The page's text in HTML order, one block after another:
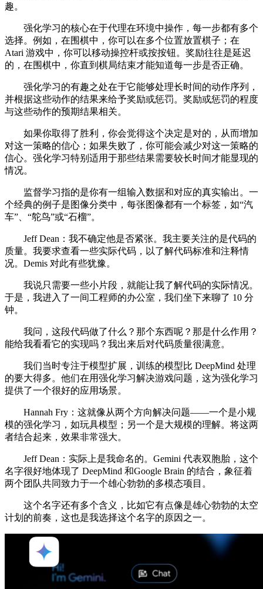
趣。
强化学习的核心在于代理在环境中操作，每一步都有多个
选择。例如，在围棋中，你可以在多个位置放置棋子；在
Atari 游戏中，你可以移动操控杆或按按钮。奖励往往是延迟
的，在围棋中，你直到棋局结束才能知道每一步是否正确。
强化学习的有趣之处在于它能够处理长时间的动作序列，
并根据这些动作的结果来给予奖励或惩罚。奖励或惩罚的程度
与这些动作的预期结果相关。
如果你取得了胜利，你会觉得这个决定是对的，从而增加
对这一策略的信心；如果失败了，你可能会减少对这一策略的
信心。强化学习特别适用于那些结果需要较长时间才能显现的
情况。
监督学习指的是你有一组输入数据和对应的真实输出。一
个经典的例子是图像分类中，每张图像都有一个标签，如“汽
车”、“鸵鸟”或“石榴”。
Jeff Dean：我不确定他是否紧张。我主要关注的是代码的
质量。我要求查看一些实际代码，以了解代码标准和注释情
况。Demis 对此有些犹豫。
我说只需要一些小片段，就能让我了解代码的实际情况。
于是，我进入了一间工程师的办公室，我们坐下来聊了 10 分
钟。
我问，这段代码做了什么？那个东西呢？那是什么作用？
能给我看看它的实现吗？我出来后对代码质量很满意。
我们当时专注于模型扩展，训练的模型比 DeepMind 处理
的要大得多。他们在用强化学习解决游戏问题，这为强化学习
提供了一个很好的应用场景。
Hannah Fry：这就像从两个方向解决问题——一个是小规
模的强化学习，如玩具模型；另一个是大规模的理解。将这两
者结合起来，效果非常强大。
Jeff Dean：实际上是我命名的。Gemini 代表双胞胎，这个
名字很好地体现了 DeepMind 和Google Brain 的结合，象征着
两个团队共同致力于一个雄心勃勃的多模态项目。
这个名字还有多个含义，比如它有点像是雄心勃勃的太空
计划的前奏，这也是我选择这个名字的原因之一。